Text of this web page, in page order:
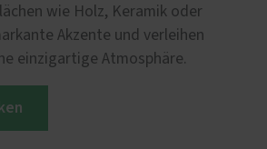
wie Holz, Keramik oder
Akzente und verleihen
einzigartige Atmosphäre.